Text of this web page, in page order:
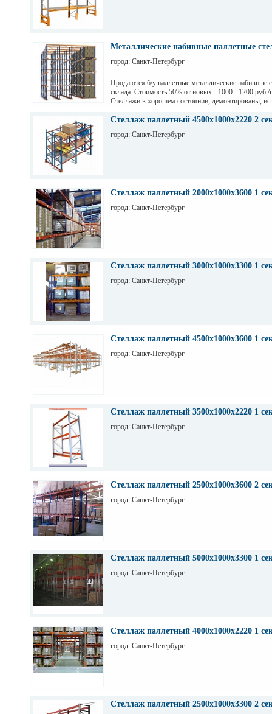
Металлические набивные паллетные
город: Санкт-Петербург
Продаются б/у паллетные металлические набивные
склада. Стоимость 50% от новых - 1000 - 1200 руб./
Стеллажи в хорошем состоянии, демонтированы,
СПб. Высота 7,5 м (4 паллеты), глубина 12,6 м (12
Стеллаж паллетный 4500х1000х2220 2
город: Санкт-Петербург
Стеллаж паллетный 2000х1000х3600 1
город: Санкт-Петербург
Стеллаж паллетный 3000х1000х3300 1
город: Санкт-Петербург
Стеллаж паллетный 4500х1000х3600 1
город: Санкт-Петербург
Стеллаж паллетный 3500х1000х2220 1
город: Санкт-Петербург
Стеллаж паллетный 2500х1000х3600 2
город: Санкт-Петербург
Стеллаж паллетный 5000х1000х3300 1
город: Санкт-Петербург
Стеллаж паллетный 4000х1000х2220 1
город: Санкт-Петербург
Стеллаж паллетный 2500х1000х3300 2